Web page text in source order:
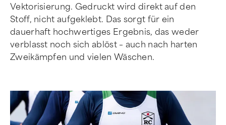
Vektorisierung. Gedruckt wird direkt auf den
Stoff, nicht aufgeklebt. Das sorgt für ein
dauerhaft hochwertiges Ergebnis, das weder
verblasst noch sich ablöst – auch nach harten
Zweikämpfen und vielen Wäschen.